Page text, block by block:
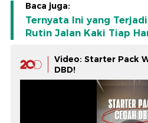
Baca juga:
Ternyata Ini yang
Rutin Jalan Kaki Tiap
Video: Starter Pack
DBD!